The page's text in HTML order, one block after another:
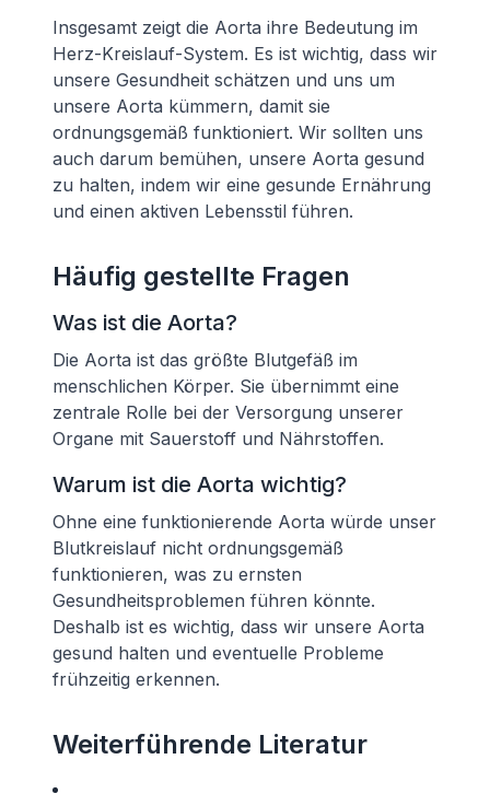
Insgesamt zeigt die Aorta ihre Bedeutung im
Herz-Kreislauf-System. Es ist wichtig, dass wir
unsere Gesundheit schätzen und uns um
unsere Aorta kümmern, damit sie
ordnungsgemäß funktioniert. Wir sollten uns
auch darum bemühen, unsere Aorta gesund
zu halten, indem wir eine gesunde Ernährung
und einen aktiven Lebensstil führen.
Häufig gestellte Fragen
Was ist die Aorta?
Die Aorta ist das größte Blutgefäß im
menschlichen Körper. Sie übernimmt eine
zentrale Rolle bei der Versorgung unserer
Organe mit Sauerstoff und Nährstoffen.
Warum ist die Aorta wichtig?
Ohne eine funktionierende Aorta würde unser
Blutkreislauf nicht ordnungsgemäß
funktionieren, was zu ernsten
Gesundheitsproblemen führen könnte.
Deshalb ist es wichtig, dass wir unsere Aorta
gesund halten und eventuelle Probleme
frühzeitig erkennen.
Weiterführende Literatur